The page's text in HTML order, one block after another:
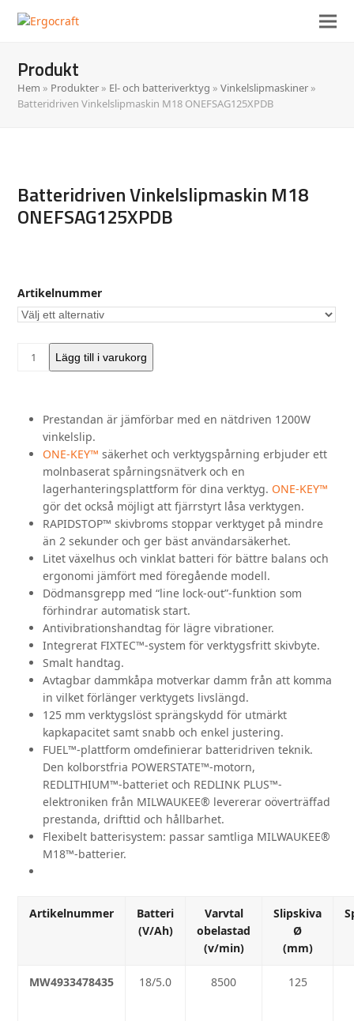
Produkt
Hem » Produkter » El- och batteriverktyg »Vinkelslipmaskiner »
Batteridriven Vinkelslipmaskin M18 ONEFSAG125XPDB
Batteridriven Vinkelslipmaskin M18
ONEFSAG125XPDB
Artikelnummer
Batteridriven
Vinkelslipmaskin
mängd
Lägg till i varukorg
Prestandan är jämförbar med en nätdriven 1200W
vinkelslip.
ONE-KEY™ säkerhet och verktygspårning erbjuder ett
molnbaserat spårningsnätverk och en
lagerhanteringsplattform för dina verktyg. ONE-KEY™
gör det också möjligt att fjärrstyrt låsa verktygen.
RAPIDSTOP™ skivbroms stoppar verktyget på mindre
än 2 sekunder och ger bäst användarsäkerhet.
Litet växelhus och vinklat batteri för bättre balans och
ergonomi jämfört med föregående modell.
Dödmansgrepp med “line lock-out”-funktion som
förhindrar automatisk start.
Antivibrationshandtag för lägre vibrationer.
Integrerat FIXTEC™-system för verktygsfritt skivbyte.
Smalt handtag.
Avtagbar dammkåpa motverkar damm från att komma
in vilket förlänger verktygets livslängd.
125 mm verktygslöst sprängskydd för utmärkt
kapkapacitet samt snabb och enkel justering.
FUEL™-plattform omdefinierar batteridriven teknik.
Den kolborstfria POWERSTATE™-motorn,
REDLITHIUM™-batteriet och REDLINK PLUS™-
elektroniken från MILWAUKEE® levererar oöverträffad
prestanda, drifttid och hållbarhet.
Flexibelt batterisystem: passar samtliga MILWAUKEE®
M18™-batterier.
Artikelnummer
Batteri
(V/Ah)
Varvtal
obelastad
(v/min)
Slipskiva
Ø
(mm)
MW4933478435 18/5.0 8500 125